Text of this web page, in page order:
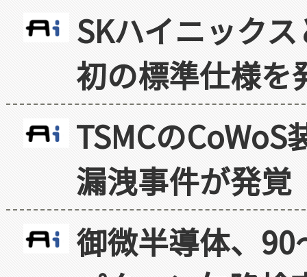
SKハイニック
初の標準仕様を
TSMCの
漏洩事件が発覚
御微半導体、